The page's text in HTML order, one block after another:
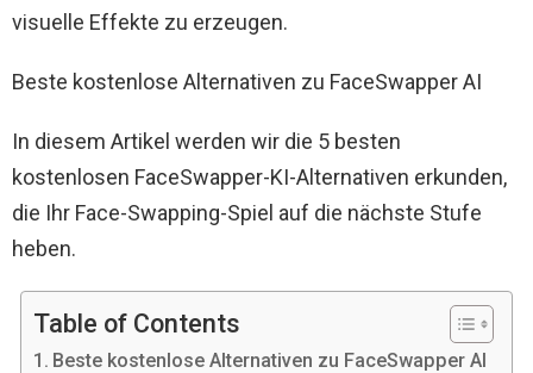
visuelle Effekte zu erzeugen.
Beste kostenlose Alternativen zu FaceSwapper AI
In diesem Artikel werden wir die 5 besten
kostenlosen FaceSwapper-KI-Alternativen erkunden,
die Ihr Face-Swapping-Spiel auf die nächste Stufe
heben.
Table of Contents
Beste kostenlose Alternativen zu FaceSwapper AI